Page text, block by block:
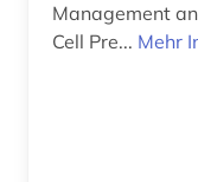
Management
Cell Pre... Mehr